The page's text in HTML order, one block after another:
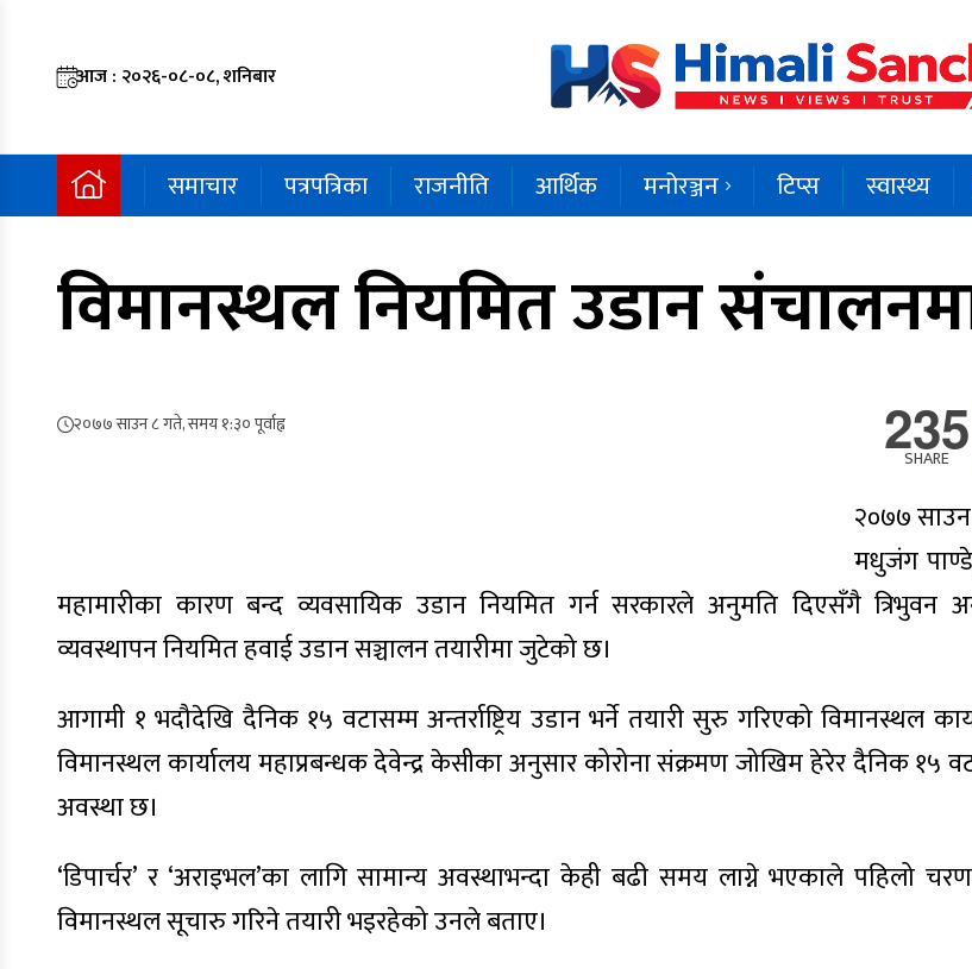
आज : २०२६-०८-०८, शनिबार
समाचार पत्रपत्रिका राजनीति आर्थिक मनोरञ्जन टिप्स स्वास्थ्य
विमानस्थल नियमित उडान
२०७७ साउन ८ गते, समय १:३० पूर्वाह्न 235
SHARE
२०७७ साउन
मधुजंग
महामारीका कारण बन्द व्यवसायिक उडान नियमित गर्न सरकारले अनुमति दिएसँगै त्रिभुवन
व्यवस्थापन नियमित हवाई उडान सञ्चालन तयारीमा जुटेको छ।
आगामी १ भदौदेखि दैनिक १५ वटासम्म अन्तर्राष्ट्रिय उडान भर्ने तयारी सुरु गरिएको विमानस्थल
विमानस्थल कार्यालय महाप्रबन्धक देवेन्द्र केसीका अनुसार कोरोना संक्रमण जोखिम हेरेर दैनिक १५
अवस्था छ।
‘डिपार्चर’ र ‘अराइभल’का लागि सामान्य अवस्थाभन्दा केही बढी समय लाग्ने भएकाले पहिलो
विमानस्थल सूचारु गरिने तयारी भइरहेको उनले बताए।